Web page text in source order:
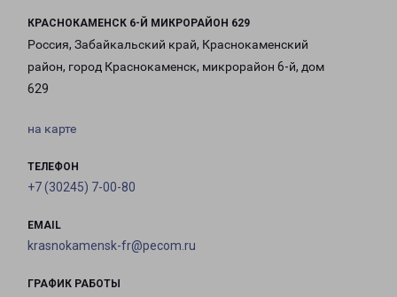
КРАСНОКАМЕНСК 6-Й МИКРОРАЙОН 629
Россия, Забайкальский край, Краснокаменский
район, город Краснокаменск, микрорайон 6-й, дом
629
на карте
ТЕЛЕФОН
+7 (30245) 7-00-80
EMAIL
krasnokamensk-fr@pecom.ru
ГРАФИК РАБОТЫ